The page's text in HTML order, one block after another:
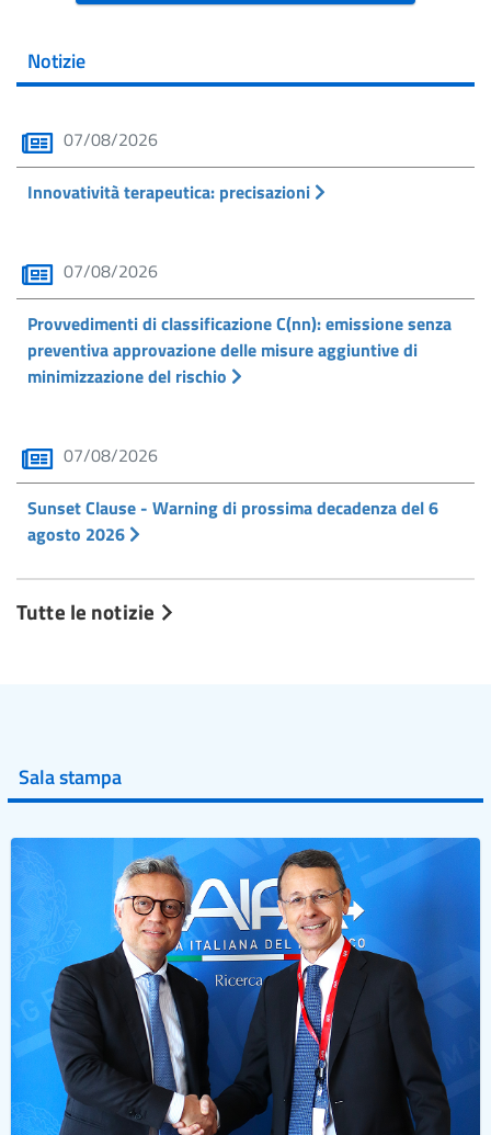
Notizie
07/08/2026
Innovatività terapeutica: precisazioni
07/08/2026
Provvedimenti di classificazione C(nn): emissione senza
preventiva approvazione delle misure aggiuntive di
minimizzazione del rischio
07/08/2026
Sunset Clause - Warning di prossima decadenza del 6
agosto 2026
Tutte le notizie
Sala stampa